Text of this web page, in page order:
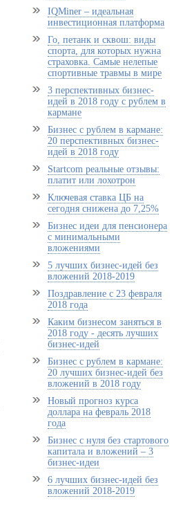
IQMiner – идеальная
инвестиционная платформа
Го, петанк и сквош: виды
спорта, для которых нужна
страховка. Самые нелепые
спортивные травмы в мире
3 перспективных бизнес-
идей в 2018 году с рублем в
кармане
Бизнес с рублем в кармане:
20 перспективных бизнес-
идей в 2018 году
Startcom реальные отзывы:
платит или лохотрон
Ключевая ставка ЦБ на
сегодня снижена до 7,25%
Бизнес идеи для пенсионера
с минимальными
вложениями
5 лучших бизнес-идей без
вложений 2018-2019
Поздравление с 23 февраля
2018 года
Каким бизнесом заняться в
2018 году - десять лучших
бизнес-идей
Бизнес с рублем в кармане:
20 лучших бизнес-идей без
вложений в 2018 году
Новый прогноз курса
доллара на февраль 2018
года
Бизнес с нуля без стартового
капитала и вложений – 3
бизнес-идеи
6 лучших бизнес-идей без
вложений 2018-2019